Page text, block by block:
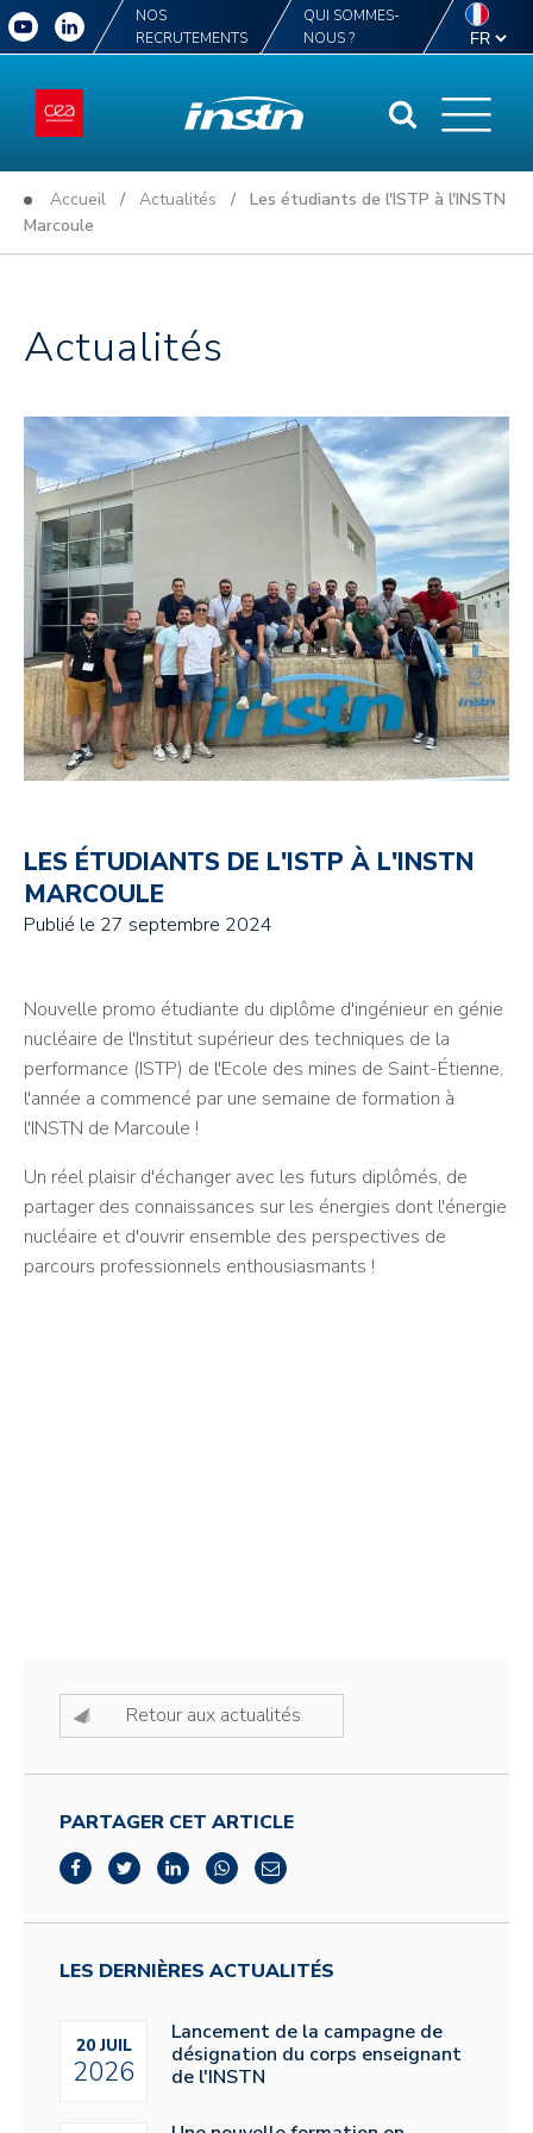
NOS
RECRUTEMENTS
QUI SOMMES-
NOUS ?
Accueil / Actualités / Les étudiants de l'ISTP à l'INSTN
Marcoule
Actualités
LES ÉTUDIANTS DE L'ISTP À L'INSTN
MARCOULE
Publié le 27 septembre 2024
Nouvelle promo étudiante du diplôme d'ingénieur en génie
nucléaire de l'Institut supérieur des techniques de la
performance (ISTP) de l'Ecole des mines de Saint-Étienne,
l'année a commencé par une semaine de formation à
l'INSTN de Marcoule !
Un réel plaisir d'échanger avec les futurs diplômés, de
partager des connaissances sur les énergies dont l'énergie
nucléaire et d'ouvrir ensemble des perspectives de
parcours professionnels enthousiasmants !
Retour aux actualités
PARTAGER CET ARTICLE
LES DERNIÈRES ACTUALITÉS
20 JUIL
2026
Lancement de la campagne de
désignation du corps enseignant
de l'INSTN